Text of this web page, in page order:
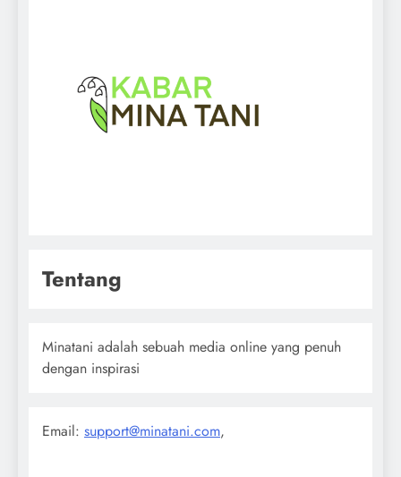
Tentang
Minatani adalah sebuah media online yang penuh
dengan inspirasi
Email: support@minatani.com,